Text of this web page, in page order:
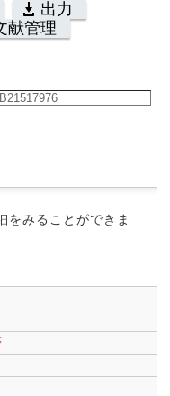
出力
献管理
をみることができま